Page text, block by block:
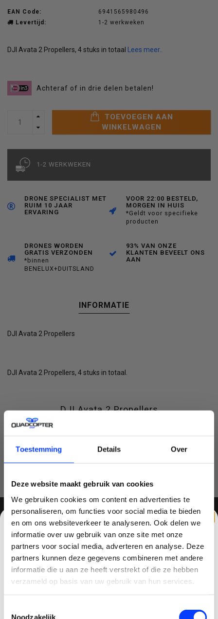
Toestemming Details Over
Deze website maakt gebruik van cookies
We gebruiken cookies om content en advertenties te
personaliseren, om functies voor social media te bieden
en om ons websiteverkeer te analyseren. Ook delen we
informatie over uw gebruik van onze site met onze
partners voor social media, adverteren en analyse. Deze
partners kunnen deze gegevens combineren met andere
informatie die u aan ze heeft verstrekt of die ze hebben
verzameld op basis van uw gebruik van hun services.
Noodzakelijk
EAN Code:
6941565980496
Levertijd:
1-2 werkweken
DJI Avata 2 Propellers, 4 stuks in totaal Lees meer..
Achteraf of in drie delen betalen!
TOEVOEGEN AAN
WINKELWAGEN
1-2 WERKWEKEN
DRONE SPECIALIST MET
RUIM 10 JAAR
ERVARING
VOOR 22:00 BESTELD,
MORGEN IN HUIS
*Geldt voor specifieke
producten
DRONES WORDEN
GRATIS VERZONDEN
*binnen
BENELUX+DUITSLAND
93% VAN ONZE
KLANTEN BEVEELT ONS
AAN
INFORMATIE
DJI Avata 2 Propellers
DJI Avata 2 Propellers, 4 stuks in totaal.
DJI Avata 2 Propellers
JE BEOORDELING TOEVOEGEN
MELD JE AAN VOOR ONZE NIEUWSBRIEF
QUADCOPTER-SHOP
CLAIM KORTING OP JE EERSTE
BESTELLING!